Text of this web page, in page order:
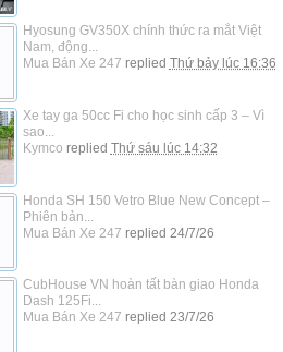
Hyosung GV350X chính thức ra mắt Việt
Nam, động...
Mua Bán Xe 247 replied Thứ bảy lúc 16:36
Xe tay ga 50cc Fi cho học sinh cấp 3 – Vì
sao...
Kymco replied Thứ sáu lúc 14:32
Honda SH 150 Vetro Blue New Concept –
Phiên bản...
Mua Bán Xe 247 replied 24/7/26
CubHouse VN hoàn tất bàn giao Honda
Dash 125Fi...
Mua Bán Xe 247 replied 23/7/26